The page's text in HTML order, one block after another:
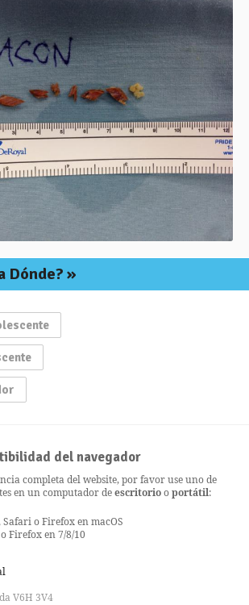
Dónde?
del navegador
completa del website, por favor use uno de
en un computador deescritoriooportátil:
Safari o Firefox en macOS
Firefox en 7/8/10
V6H 3V4